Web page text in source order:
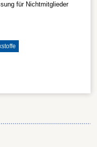
für Nichtmitglieder